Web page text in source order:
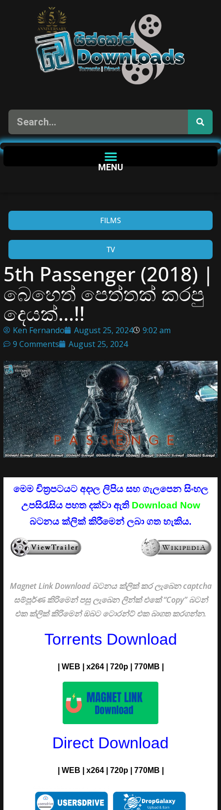
MENU
FILMS
TV
5th Passenger (2018) |
බෙහෙත් පෙත්තක් කරපු
දෙයක්…!!
Ken Fernando August 25, 2024
9:02 am
9 Comments
August 25, 2024
මෙම චිත්‍රපටයට අදාල ලිපිය සහ ගැලපෙන සිංහල
උපසිරැසිය පහත දක්වා ඇති Download Now
බටනය ක්ලික් කිරීමෙන් ලබා ගත හැකිය.
Magnet Link Download බටනය ක්ලික් කර ලැබෙන captcha
සම්පූර්ණ කිරිමෙන් පසු ලැබෙන ලින්ක් එකේ “Copy” බටන්
එක ක්ලික් කිරිමෙන් ඔබට ටොරන්ට් එක බාගත කරගන්න.
Torrents Download
| WEB | x264 | 720p | 770MB |
Direct Download
| WEB | x264 | 720p | 770MB |